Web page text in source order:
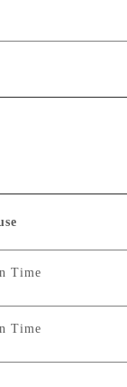
Time
Time